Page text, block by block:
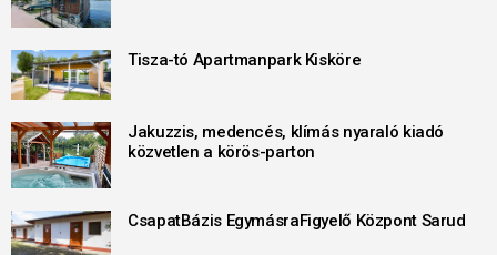
Tisza-tó Apartmanpark Kisköre
Jakuzzis, medencés, klímás nyaraló kiadó
közvetlen a körös-parton
CsapatBázis EgymásraFigyelő Központ Sarud